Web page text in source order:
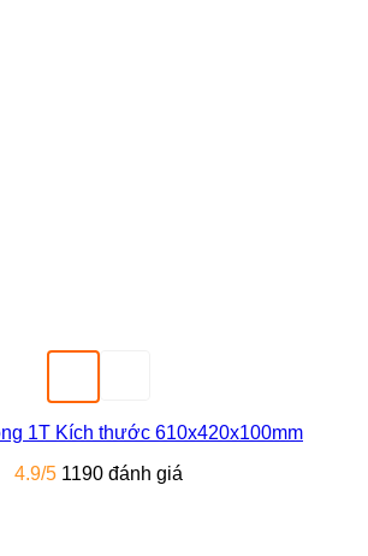
1T Kích thước 610x420x100mm
4.9/5 1190 đánh giá